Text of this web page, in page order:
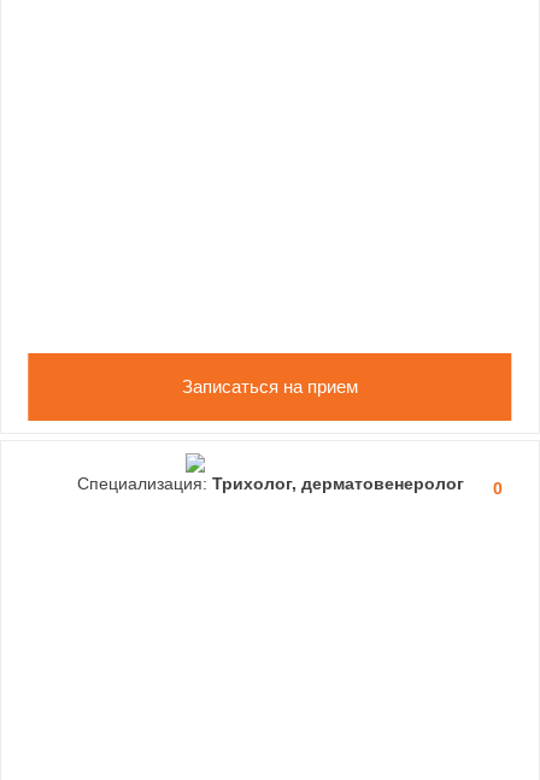
Записаться на прием
0
Специализация: Трихолог, дерматовенеролог